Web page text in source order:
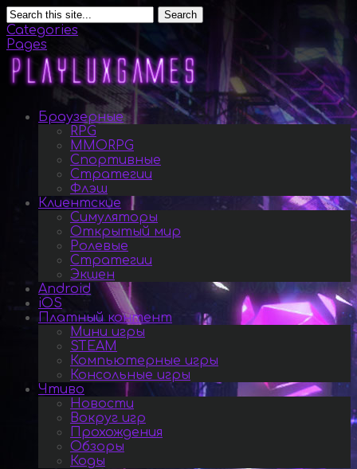
Search
Categories
Pages
Браузерные
RPG
MMORPG
Спортивные
Стратегии
Флэш
Клиентские
Симуляторы
Открытый мир
Ролевые
Стратегии
Экшен
Android
iOS
Платный контент
Мини игры
STEAM
Компьютерные игры
Консольные игры
Чтиво
Новости
Вокруг игр
Прохождения
Обзоры
Коды